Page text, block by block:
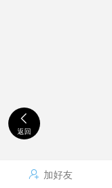
 加好友

返回